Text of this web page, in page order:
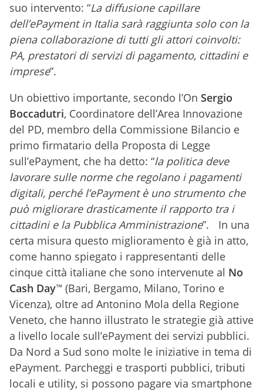
suo intervento: “La diffusione capillare
dell’ePayment in Italia sarà raggiunta solo con la
piena collaborazione di tutti gli attori coinvolti:
PA, prestatori di servizi di pagamento, cittadini e
imprese”.
Un obiettivo importante, secondo l’On Sergio
Boccadutri, Coordinatore dell’Area Innovazione
del PD, membro della Commissione Bilancio e
primo firmatario della Proposta di Legge
sull’ePayment, che ha detto: “la politica deve
lavorare sulle norme che regolano i pagamenti
digitali, perché l’ePayment è uno strumento che
può migliorare drasticamente il rapporto tra i
cittadini e la Pubblica Amministrazione”. In una
certa misura questo miglioramento è già in atto,
come hanno spiegato i rappresentanti delle
cinque città italiane che sono intervenute al No
Cash Day™ (Bari, Bergamo, Milano, Torino e
Vicenza), oltre ad Antonino Mola della Regione
Veneto, che hanno illustrato le strategie già attive
a livello locale sull’ePayment dei servizi pubblici.
Da Nord a Sud sono molte le iniziative in tema di
ePayment. Parcheggi e trasporti pubblici, tributi
locali e utility, si possono pagare via smartphone